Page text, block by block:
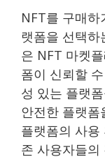
NFT를 구매하
랫폼을 선택하
은 NFT 마켓
폼이 신뢰할
성 있는 플랫
안전한 플랫
플랫폼의 사용
존 사용자들의